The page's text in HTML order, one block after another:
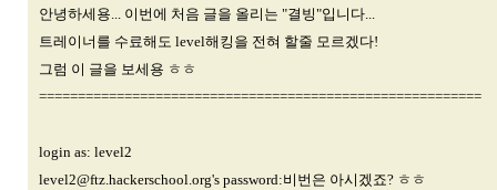
안녕하세용... 이번에 처음 글을 올리는 "결빙"입니다...
트레이너를 수료해도 level해킹을 전혀 할줄 모르겠다!
그럼 이 글을 보세용 ㅎㅎ
=========================================================
login as: level2
level2@ftz.hackerschool.org's password:비번은 아시겠죠? ㅎㅎ